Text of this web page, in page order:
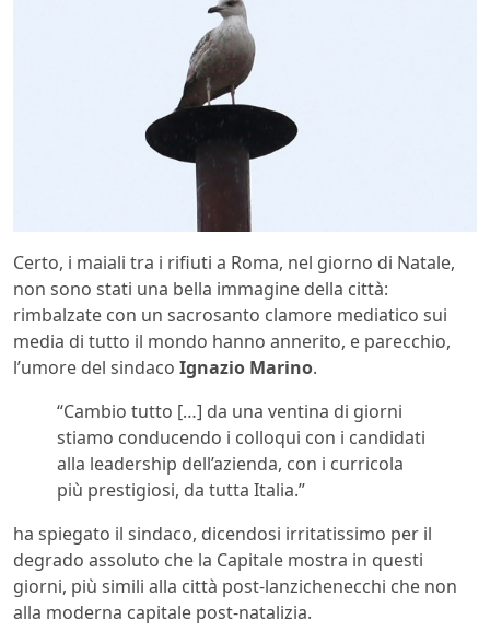
Certo, i maiali tra i rifiuti a Roma, nel giorno di Natale,
non sono stati una bella immagine della città:
rimbalzate con un sacrosanto clamore mediatico sui
media di tutto il mondo hanno annerito, e parecchio,
l’umore del sindaco Ignazio Marino.
“Cambio tutto […] da una ventina di giorni
stiamo conducendo i colloqui con i candidati
alla leadership dell’azienda, con i curricola
più prestigiosi, da tutta Italia.”
ha spiegato il sindaco, dicendosi irritatissimo per il
degrado assoluto che la Capitale mostra in questi
giorni, più simili alla città post-lanzichenecchi che non
alla moderna capitale post-natalizia.